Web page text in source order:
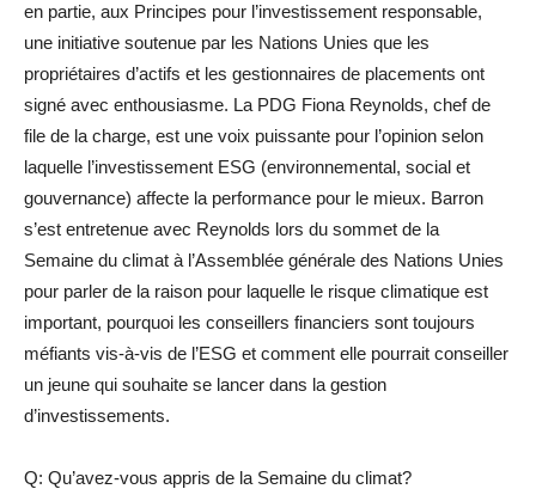
en partie, aux Principes pour l’investissement responsable,
une initiative soutenue par les Nations Unies que les
propriétaires d’actifs et les gestionnaires de placements ont
signé avec enthousiasme. La PDG Fiona Reynolds, chef de
file de la charge, est une voix puissante pour l’opinion selon
laquelle l’investissement ESG (environnemental, social et
gouvernance) affecte la performance pour le mieux. Barron
s’est entretenue avec Reynolds lors du sommet de la
Semaine du climat à l’Assemblée générale des Nations Unies
pour parler de la raison pour laquelle le risque climatique est
important, pourquoi les conseillers financiers sont toujours
méfiants vis-à-vis de l’ESG et comment elle pourrait conseiller
un jeune qui souhaite se lancer dans la gestion
d’investissements.
Q: Qu’avez-vous appris de la Semaine du climat?